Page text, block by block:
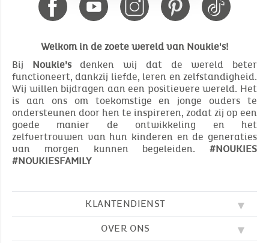
Welkom in de zoete wereld van Noukie's!
Bij Noukie’sdenken wij dat de wereld beter
functioneert, dankzij liefde, leren en zelfstandigheid.
Wij willen bijdragen aan een positievere wereld. Het
is aan ons om toekomstige en jonge ouders te
ondersteunen door hen te inspireren, zodat zij op een
goede manier de ontwikkeling en het
zelfvertrouwen van hun kinderen en de generaties
van morgen kunnen begeleiden. #NOUKIES
#NOUKIESFAMILY
KLANTENDIENST
FAQ
OVER ONS